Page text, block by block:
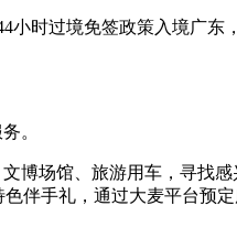
时过境免签政策入境广东
。
博场馆、旅游用车，寻找
伴手礼，通过大麦平台预